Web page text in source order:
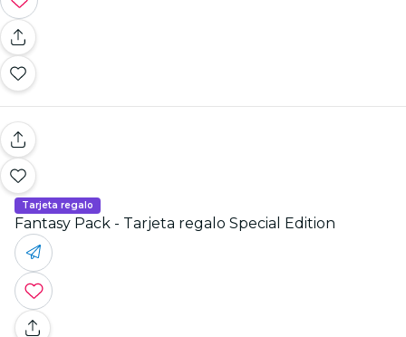
Tarjeta regalo
Fantasy Pack - Tarjeta regalo Special Edition